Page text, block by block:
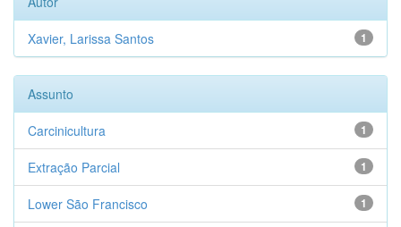
1
Xavier, Larissa Santos
Assunto
1
Carcinicultura
1
Extração Parcial
1
Lower São Francisco